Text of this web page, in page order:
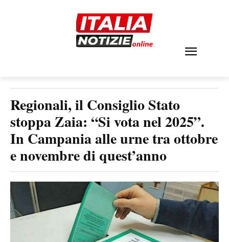
Regionali, il Consiglio Stato
stoppa Zaia: “Si vota nel 2025”.
In Campania alle urne tra ottobre
e novembre di quest’anno